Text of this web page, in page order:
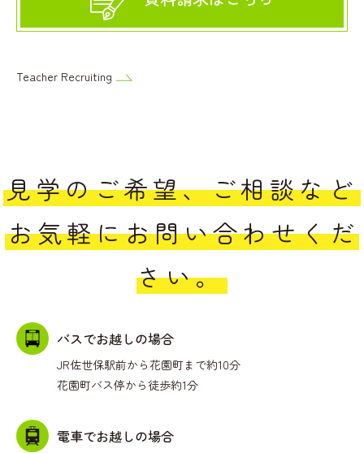
Teacher Recruiting
見学のご希望、ご相談など
お気軽にお問い合わせくだ
さい。
バスでお越しの場合
JR佐世保駅前から花園町まで約10分
花園町バス停から徒歩約1分
電車でお越しの場合